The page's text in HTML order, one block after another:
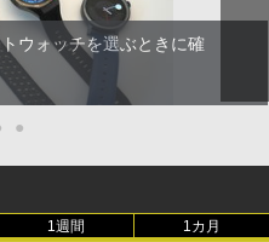
ウォッチを選ぶときに確
●
1週間 1カ月